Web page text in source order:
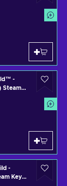
-
Steam
-
Key